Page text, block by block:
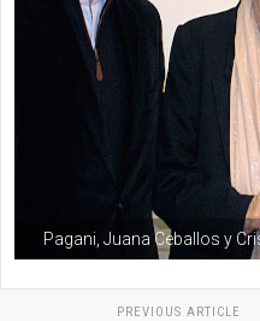
Pagani, Juana Ceballos y
PREVIOUS ARTICLE